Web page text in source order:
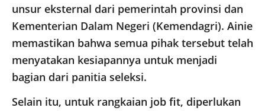
unsur eksternal dari pemerintah provinsi dan
Kementerian Dalam Negeri (Kemendagri). Ainie
memastikan bahwa semua pihak tersebut telah
menyatakan kesiapannya untuk menjadi
bagian dari panitia seleksi.
Selain itu, untuk rangkaian job fit, diperlukan